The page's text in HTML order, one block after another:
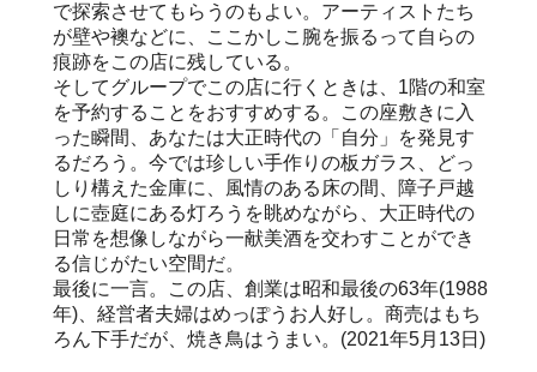
で探索させてもらうのもよい。アーティストたち
が壁や襖などに、ここかしこ腕を振るって自らの
痕跡をこの店に残している。
そしてグループでこの店に行くときは、1階の和室
を予約することをおすすめする。この座敷きに入
った瞬間、あなたは大正時代の「自分」を発見す
るだろう。今では珍しい手作りの板ガラス、どっ
しり構えた金庫に、風情のある床の間、障子戸越
しに壺庭にある灯ろうを眺めながら、大正時代の
日常を想像しながら一献美酒を交わすことができ
る信じがたい空間だ。
最後に一言。この店、創業は昭和最後の63年(1988
年)、経営者夫婦はめっぽうお人好し。商売はもち
ろん下手だが、焼き鳥はうまい。(2021年5月13日)